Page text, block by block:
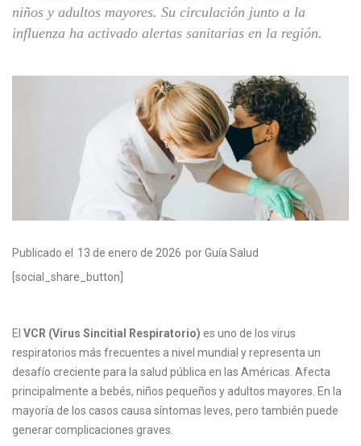
niños y adultos mayores. Su circulación junto a la
influenza ha activado alertas sanitarias en la región.
Publicado el 13 de enero de 2026 por Guía Salud
[social_share_button]
El VCR (Virus Sincitial Respiratorio) es uno de los virus
respiratorios más frecuentes a nivel mundial y representa un
desafío creciente para la salud pública en las Américas. Afecta
principalmente a bebés, niños pequeños y adultos mayores. En la
mayoría de los casos causa síntomas leves, pero también puede
generar complicaciones graves.